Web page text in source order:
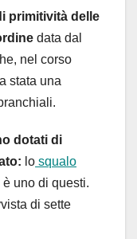
primitività delle
data dal
nel corso
stata una
dotati di
lo squalo
è uno di questi.
di sette